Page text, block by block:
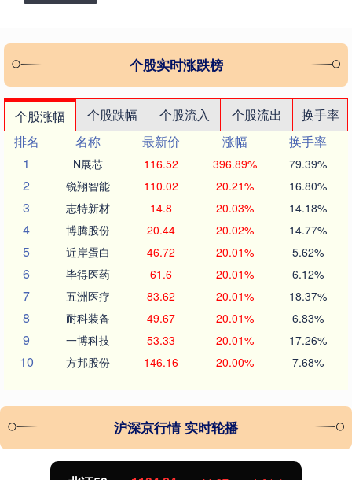
个股实时涨跌榜
个股涨幅 个股跌幅 个股流入 个股流出
换手率
排名
名称 最新价 涨幅
换手率
1
N展芯 116.52 396.89% 79.39%
2 锐翔智能 110.02 20.21% 16.80%
3 志特新材 14.8 20.03% 14.18%
4 博腾股份 20.44 20.02% 14.77%
5 近岸蛋白 46.72 20.01% 5.62%
6 毕得医药 61.6 20.01% 6.12%
7 五洲医疗 83.62 20.01% 18.37%
8 耐科装备 49.67 20.01% 6.83%
9 一博科技 53.33 20.01% 17.26%
10 方邦股份 146.16 20.00% 7.68%
沪深京行情 实时轮播